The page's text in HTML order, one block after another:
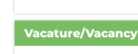
Vacature/Vacancy